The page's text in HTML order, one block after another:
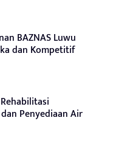
BAZNAS Luwu
dan Kompetitif
Penyediaan Air